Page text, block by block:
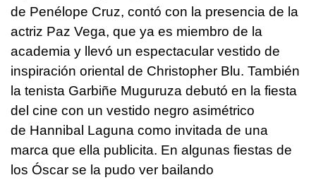
de Penélope Cruz, contó con la presencia de la
actriz Paz Vega, que ya es miembro de la
academia y llevó un espectacular vestido de
inspiración oriental de Christopher Blu. También
la tenista Garbiñe Muguruza debutó en la fiesta
del cine con un vestido negro asimétrico
de Hannibal Laguna como invitada de una
marca que ella publicita. En algunas fiestas de
los Óscar se la pudo ver bailando